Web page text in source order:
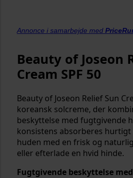
Annonce i samarbejde med
Beauty of Joseon
Cream SPF 50
Beauty of Joseon Relief Sun
koreansk solcreme, der
beskyttelse med fugtgivende
konsistens absorberes
huden med en frisk og
eller efterlade en hvid hinde.
Fugtgivende beskyttelse